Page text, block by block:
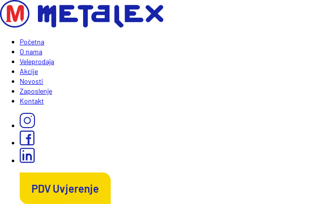
Početna
O nama
Veleprodaja
Akcije
Novosti
Zaposlenje
Kontakt
PDV Uvjerenje